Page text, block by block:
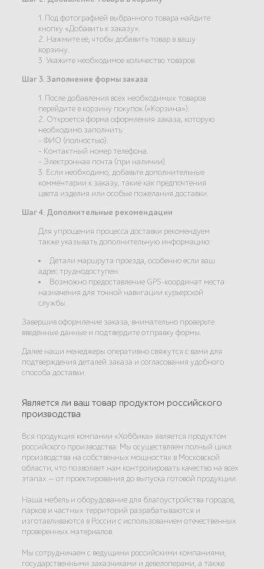
1. Под фотографией выбранного товара найдите
кнопку «Добавить к заказу».
2. Нажмите её, чтобы добавить товар в вашу
корзину.
3. Укажите необходимое количество товаров.
Шаг 3. Заполнение формы заказа
1. После добавления всех необходимых товаров
перейдите в корзину покупок («Корзина»).
2. Откроется форма оформления заказа, которую
необходимо заполнить:
- ФИО (полностью).
- Контактный номер телефона.
- Электронная почта (при наличии).
3. Если необходимо, добавьте дополнительные
комментарии к заказу, такие как предпочтения
цвета изделия или особые пожелания доставки.
Шаг 4. Дополнительные рекомендации
Для упрощения процесса доставки рекомендуем
также указывать дополнительную информацию:
Детали маршрута проезда, особенно если ваш
адрес труднодоступен.
Возможно предоставление GPS-координат места
назначения для точной навигации курьерской
службы.
Завершив оформление заказа, внимательно проверьте
введённые данные и подтвердите отправку формы.
Далее наши менеджеры оперативно свяжутся с вами для
подтверждения деталей заказа и согласования удобного
способа доставки.
Является ли ваш товар продуктом российского
производства
Вся продукция компании «Хоббика» является продуктом
российского производства. Мы осуществляем полный цикл
производства на собственных мощностях в Московской
области, что позволяет нам контролировать качество на всех
этапах — от проектирования до выпуска готовой продукции.
Наша мебель и оборудование для благоустройства городов,
парков и частных территорий разрабатываются и
изготавливаются в России с использованием отечественных
проверенных материалов.
Мы сотрудничаем с ведущими российскими компаниями,
государственными заказчиками и девелоперами, а также